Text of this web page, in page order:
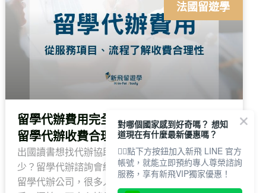
法國留遊學
留學代辦費用完全解析：從服務流程了解
留學代辦收費合理嗎？
出國讀書想找代辦協助，但是留學代辦費用是多
少？留學代辦諮詢會經過哪些程序？坊間有非常多
留學代辦公司，很多人想找留學代辦推薦卻無從下
對哪個國家感到好奇嗎？ 想知
道現在有什麼最新優惠嗎？
👇🏻點下方按鈕加入新飛 LINE 官方
帳號，就能立即預約專人尊榮諮詢
服務，享有新飛VIP獨家優惠！